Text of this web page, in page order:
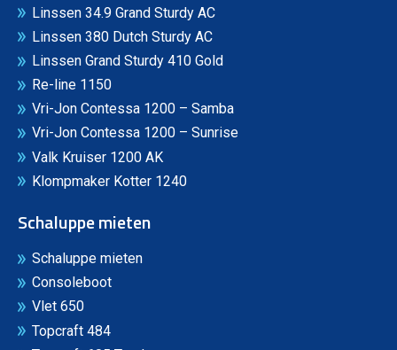
Linssen 34.9 Grand Sturdy AC
Linssen 380 Dutch Sturdy AC
Linssen Grand Sturdy 410 Gold
Re-line 1150
Vri-Jon Contessa 1200 – Samba
Vri-Jon Contessa 1200 – Sunrise
Valk Kruiser 1200 AK
Klompmaker Kotter 1240
Schaluppe mieten
Schaluppe mieten
Consoleboot
Vlet 650
Topcraft 484